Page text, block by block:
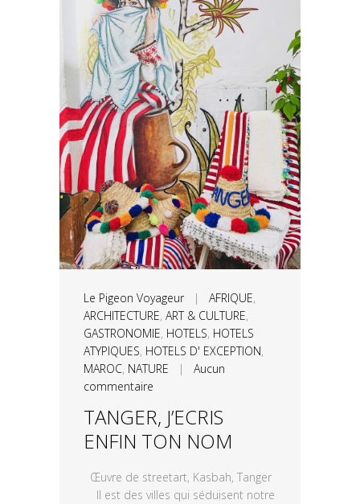
Le Pigeon Voyageur| AFRIQUE,
ARCHITECTURE, ART & CULTURE,
GASTRONOMIE, HOTELS, HOTELS
ATYPIQUES, HOTELS D' EXCEPTION,
MAROC, NATURE | Aucun
commentaire
TANGER, J’ECRIS
ENFIN TON NOM
Œuvre de streetart, Kasbah, Tanger
Il est des villes qui séduisent notre